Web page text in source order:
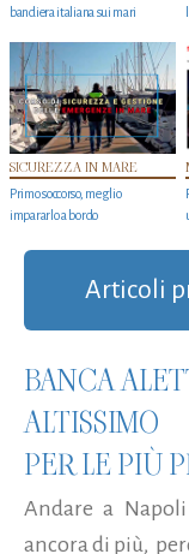
bandiera italiana sui mari
SICUREZZA IN MARE
Primo soccorso, meglio
impararlo a bordo
Articoli
BANCA
ALTISSIMO
PER LE PIÙ
Andare a
ancora di più,